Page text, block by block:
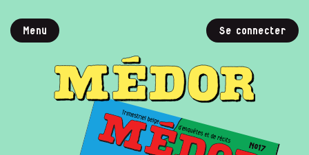
Menu Se connecter